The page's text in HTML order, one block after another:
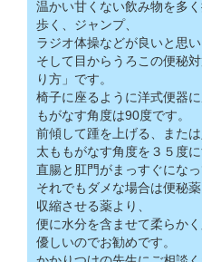
温かい甘くない飲み物を多
歩く、ジャンプ、
ラジオ体操などが良いと思い
そして目からうろこの便秘
り方」です。
椅子に座るように洋式便器
もがなす角度は90度です。
前傾して踵を上げる、また
太ももがなす角度を３５度に
直腸と肛門がまっすぐにな
それでもダメな場合は便秘
収縮させる薬より、
便に水分を含ませて柔らか
優しいのでお勧めです。